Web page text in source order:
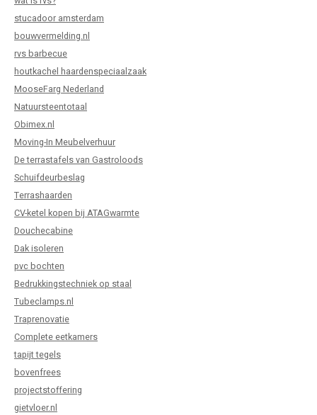
stucadoor amsterdam
bouwvermelding.nl
rvs barbecue
houtkachel haardenspeciaalzaak
MooseFarg Nederland
Natuursteentotaal
Obimex.nl
Moving-In Meubelverhuur
De terrastafels van Gastroloods
Schuifdeurbeslag
Terrashaarden
CV-ketel kopen bij ATAGwarmte
Douchecabine
Dak isoleren
pvc bochten
Bedrukkingstechniek op staal
Tubeclamps.nl
Traprenovatie
Complete eetkamers
tapijt tegels
bovenfrees
projectstoffering
gietvloer.nl